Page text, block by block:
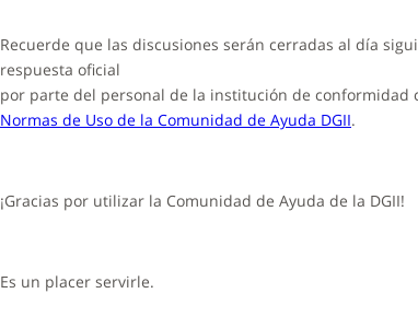
Recuerde que las discusiones serán cerradas al día
respuesta oficial
por parte del personal de la institución de conformidad
Normas de Uso de la Comunidad de Ayuda DGII.
¡Gracias por utilizar la Comunidad de Ayuda de la DGII!
Es un placer servirle.